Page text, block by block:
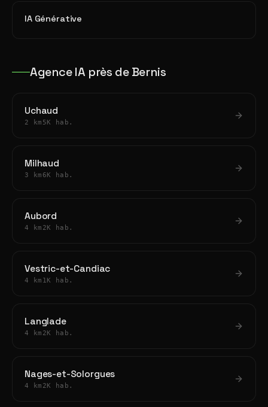
IA Générative
Agence IA près de Bernis
Uchaud
2 km 5K hab.
Milhaud
3 km 6K hab.
Aubord
4 km 2K hab.
Vestric-et-Candiac
4 km 1K hab.
Langlade
4 km 2K hab.
Nages-et-Solorgues
4 km 2K hab.